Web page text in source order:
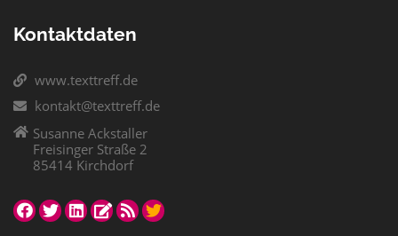
Kontaktdaten
www.texttreff.de
kontakt@texttreff.de
Susanne Ackstaller
Freisinger Straße 2
85414 Kirchdorf